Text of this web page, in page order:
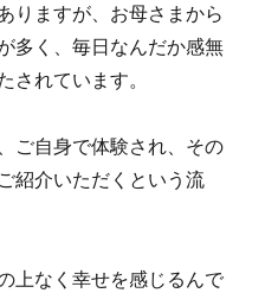
りますが、お母さまから
多く、毎日なんだか感無
されています。
ご自身で体験され、その
紹介いただくという流
上なく幸せを感じるんで